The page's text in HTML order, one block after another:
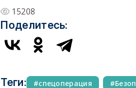
15208
Поделитесь:
Теги: спецоперация